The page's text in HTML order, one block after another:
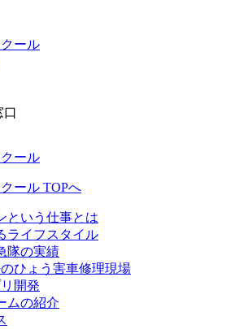
ール
口
ール
ール TOPへ
という仕事とは
ライフスタイル
隊の実績
ひょう害車修理現場
開発
ムの紹介